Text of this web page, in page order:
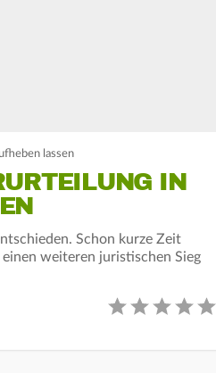
lassen
IN
Schon kurze Zeit
weiteren juristischen Sieg